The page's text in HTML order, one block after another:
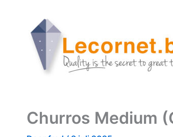
Churros Medium